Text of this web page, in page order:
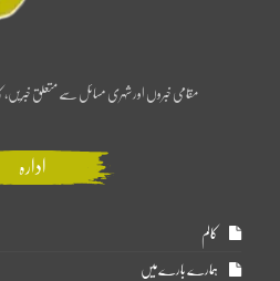
مقامی خبروں اور شہری مسائل سے متعلق خبریں،
ادارہ
کالم
ہمارے بارے میں